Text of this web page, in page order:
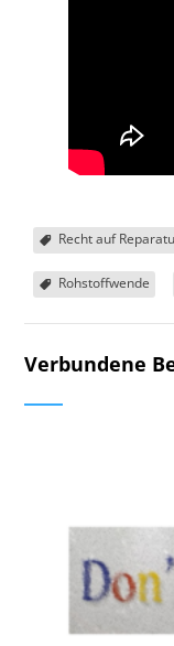
Recht auf
Rohstoffwende
Verbundene